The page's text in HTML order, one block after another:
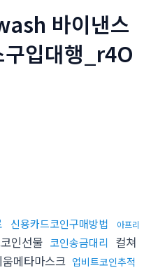
바이낸스
입대행_r4O
신용카드코인구매방법
아프리
인선물 코인송금대리
컬쳐
메타마스크 업비트코인추적